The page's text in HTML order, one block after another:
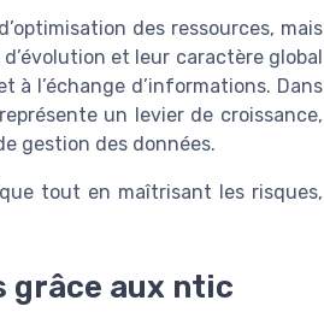
des ressources, mais
et leur caractère global
à l’échange d’informations. Dans
un levier de croissance,
gestion des données.
tout en maîtrisant les risques,
grâce aux ntic